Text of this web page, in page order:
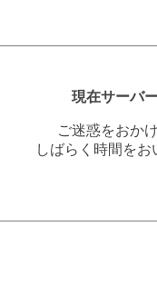
現在サーバ
ご迷惑をおか
しばらく時間を